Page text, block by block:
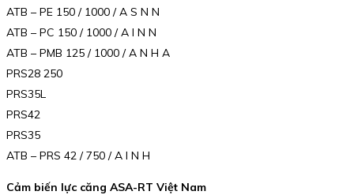
ATB – PE 150 / 1000 / A S N N
ATB – PC 150 / 1000 / A I N N
ATB – PMB 125 / 1000 / A N H A
PRS28 250
PRS35L
PRS42
PRS35
ATB – PRS 42 / 750 / A I N H
Cảm biến lực căng ASA-RT Việt Nam